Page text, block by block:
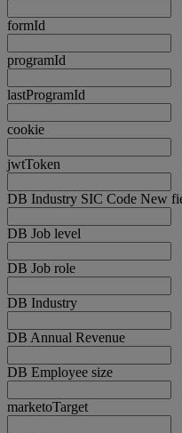
formId
programId
lastProgramId
cookie
jwtToken
DB Industry SIC Code New
DB Job level
DB Job role
DB Industry
DB Annual Revenue
DB Employee size
marketoTarget